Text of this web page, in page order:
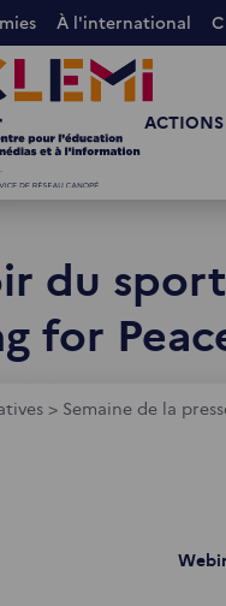
À l'international
ACTIONS
du
for
> Semaine de la